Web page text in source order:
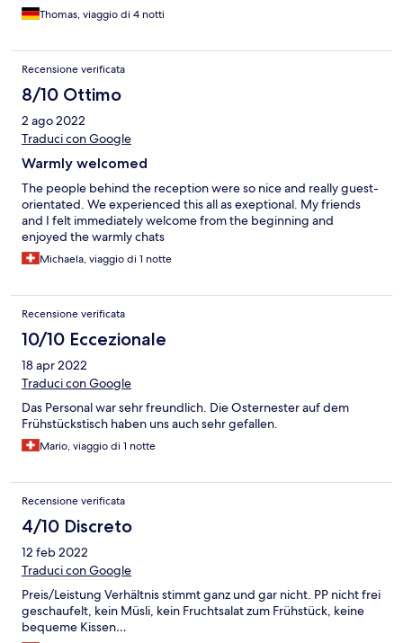
Betten. Badezimmer mit neuer Dusche, sonst eher etwas älter.
Frühstücksbuffet vielseitig und gut. Personal extrem freundlich,
recht happig, aber wohl üblich für diese Zeit.
Thomas, viaggio di 4 notti
Recensione verificata
8/10 Ottimo
2 ago 2022
Traduci con Google
Warmly welcomed
The people behind the reception were so nice and really guest-
orientated. We experienced this all as exeptional. My friends
and I felt immediately welcome from the beginning and
enjoyed the warmly chats
Michaela, viaggio di 1 notte
Recensione verificata
10/10 Eccezionale
18 apr 2022
Traduci con Google
Das Personal war sehr freundlich. Die Osternester auf dem
Frühstückstisch haben uns auch sehr gefallen.
Mario, viaggio di 1 notte
Recensione verificata
4/10 Discreto
12 feb 2022
Traduci con Google
Preis/Leistung Verhältnis stimmt ganz und gar nicht. PP nicht frei
geschaufelt, kein Müsli, kein Fruchtsalat zum Frühstück, keine
bequeme Kissen…